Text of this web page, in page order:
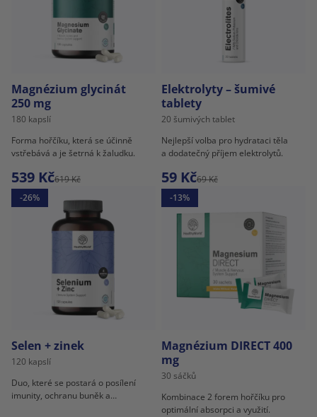
Magnézium glycinát
250 mg
180 kapslí
Forma hořčíku, která se účinně
vstřebává a je šetrná k žaludku.
539 Kč619 Kč
Elektrolyty – šumivé
tablety
20 šumivých tablet
Nejlepší volba pro hydrataci těla
a dodatečný příjem elektrolytů.
59 Kč69 Kč
-26%
Selen + zinek
120 kapslí
Duo, které se postará o posílení
imunity, ochranu buněk a
-13%
Magnézium DIRECT 400
mg
30 sáčků
Kombinace 2 forem hořčíku pro
optimální absorpci a využití.